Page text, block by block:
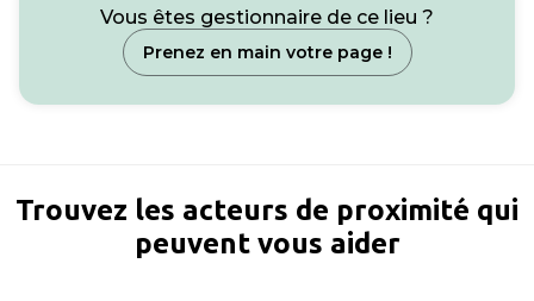
Vous êtes gestionnaire de ce lieu ?
Prenez en main votre page !
Trouvez les acteurs de proximité qui
peuvent vous aider